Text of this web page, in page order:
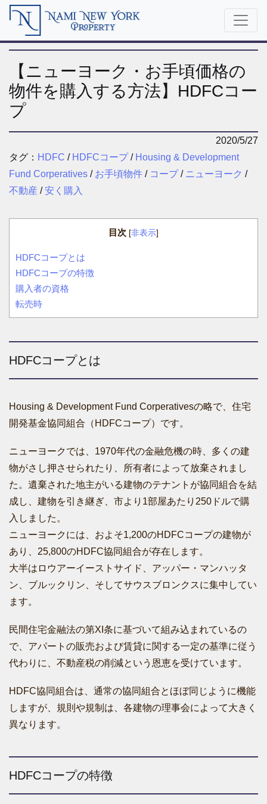
【ニューヨーク・お手頃価格の
物件を購入する方法】HDFCコー
プ
2020/5/27
タグ： HDFC / HDFCコープ/ Housing & Development
Fund Corperatives / お手頃物件 / コープ/ ニューヨーク /
不動産 /安く購入
目次 [非表示]
HDFCコープとは
HDFCコープの特徴
購入者の資格
転売時
HDFCコープとは
Housing & Development Fund Corperativesの略で、住宅
開発基金協同組合（HDFCコープ）です。
ニューヨークでは、1970年代の金融危機の時、多くの建
物がさし押させられたり、所有者によって放棄されまし
た。遺棄された地主がいる建物のテナントが協同組合を結
成し、建物を引き継ぎ、市より1部屋あたり250ドルで購
入しました。
ニューヨークには、およそ1,200のHDFCコープの建物が
あり、25,800のHDFC協同組合が存在します。
大半はロウアーイーストサイド、アッパー・マンハッタ
ン、ブルックリン、そしてサウスブロンクスに集中してい
ます。
民間住宅金融法の第XI条に基づいて組み込まれているの
で、アパートの販売および賃貸に関する一定の基準に従う
代わりに、不動産税の削減という恩恵を受けています。
HDFC協同組合は、通常の協同組合とほぼ同じように機能
しますが、規則や規制は、各建物の理事会によって大きく
異なります。
HDFCコープの特徴